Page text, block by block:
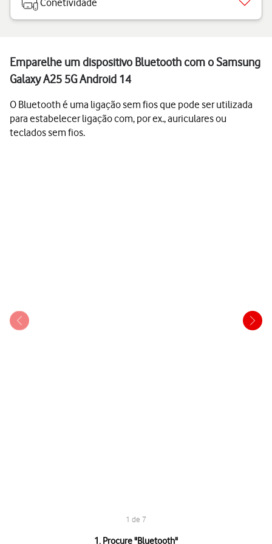
Conetividade
Emparelhe um dispositivo Bluetooth com o Samsung
Galaxy A25 5G Android 14
O Bluetooth é uma ligação sem fios que pode ser utilizada
para estabelecer ligação com, por ex., auriculares ou
teclados sem fios.
1 de 7
1. Procure "Bluetooth"